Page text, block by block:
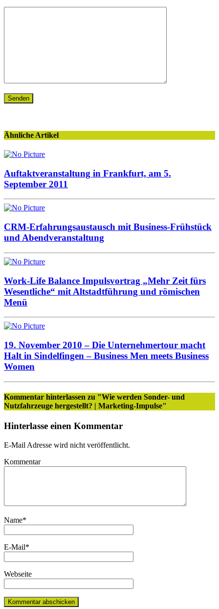
Ähnliche Artikel
Auftaktveranstaltung in Frankfurt, am 5.
September 2011
CRM-Erfahrungsaustausch mit Business-Frühstück
und Abendveranstaltung
Work-Life Balance Impulsvortrag „Mehr Zeit fürs
Wesentliche“ mit Altstadtführung und römischen
Menü
19. November 2010 – Die Unternehmertour macht
Halt in Sindelfingen – Business Men meets Business
Women
Kommentar hinterlassen zu "Wie werden Sonder- und
Nutzfahrzeuge hergestellt? | Marketing-Impulse"
Hinterlasse einen Kommentar
E-Mail Adresse wird nicht veröffentlicht.
Kommentar
Name*
E-Mail*
Webseite